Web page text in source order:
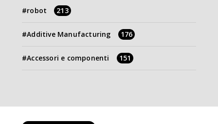
robot 213
Additive Manufacturing 176
Accessori e componenti 151